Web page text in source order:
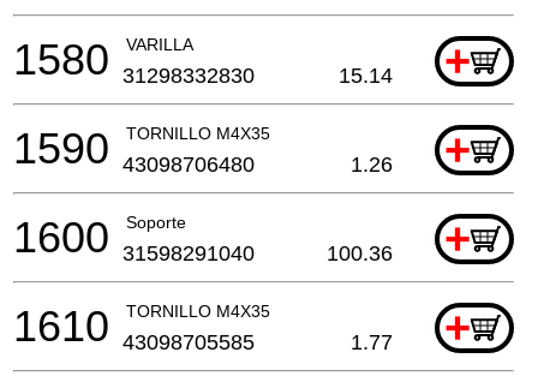
VARILLA +
1580 31298332830 15.14
TORNILLO M4X35 +
1590 43098706480 1.26
Soporte +
1600 31598291040 100.36
TORNILLO M4X35 +
1610 43098705585 1.77